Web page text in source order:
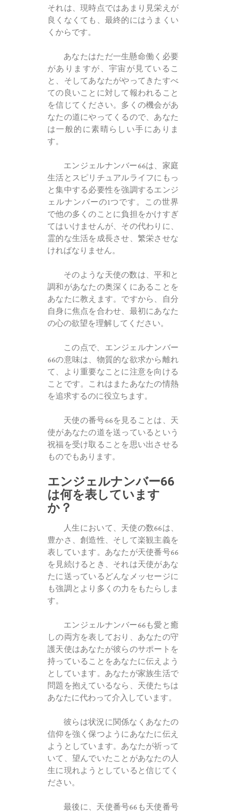
それは、現時点ではあまり見栄えが
良くなくても、最終的にはうまくい
くからです。
あなたはただ一生懸命働く必要
がありますが、宇宙が見ているこ
と、そしてあなたがやってきたすべ
ての良いことに対して報われること
を信じてください。多くの機会があ
なたの道にやってくるので、あなた
は一般的に素晴らしい手にありま
す。
エンジェルナンバー66は、家庭
生活とスピリチュアルライフにもっ
と集中する必要性を強調するエンジ
ェルナンバーの1つです。この世界
で他の多くのことに負担をかけすぎ
てはいけませんが、その代わりに、
霊的な生活を成長させ、繁栄させな
ければなりません。
そのような天使の数は、平和と
調和があなたの奥深くにあることを
あなたに教えます。ですから、自分
自身に焦点を合わせ、最初にあなた
の心の欲望を理解してください。
この点で、エンジェルナンバー
66の意味は、物質的な欲求から離れ
て、より重要なことに注意を向ける
ことです。これはまたあなたの情熱
を追求するのに役立ちます。
天使の番号66を見ることは、天
使があなたの道を送っているという
祝福を受け取ることを思い出させる
ものでもあります。
エンジェルナンバー66
は何を表しています
か？
人生において、天使の数66は、
豊かさ、創造性、そして楽観主義を
表しています。あなたが天使番号66
を見続けるとき、それは天使があな
たに送っているどんなメッセージに
も強調とより多くの力をもたらしま
す。
エンジェルナンバー66も愛と癒
しの両方を表しており、あなたの守
護天使はあなたが彼らのサポートを
持っていることをあなたに伝えよう
としています。あなたが家族生活で
問題を抱えているなら、天使たちは
あなたに代わって介入しています。
彼らは状況に関係なくあなたの
信仰を強く保つようにあなたに伝え
ようとしています。あなたが祈って
いて、望んでいたことがあなたの人
生に現れようとしていると信じてく
ださい。
最後に、天使番号66も天使番号